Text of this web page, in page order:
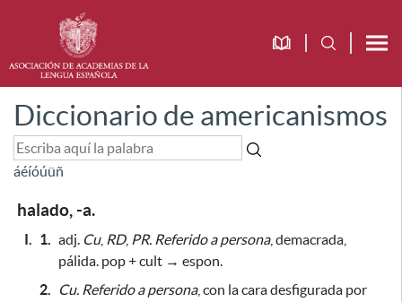
Diccionario de americanismos
áéíóúüñ
halado, -a.
I. 1. adj. Cu, RD, PR. Referido a persona, demacrada,
pálida. pop + cult → espon.
2.
Cu. Referido a persona, con la cara desfigurada por